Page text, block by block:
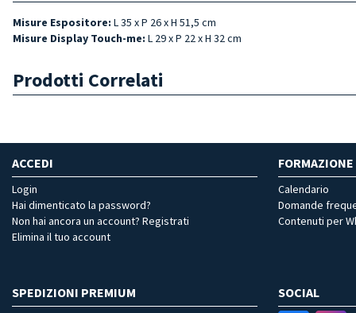
Misure Espositore: L 35 x P 26 x H 51,5 cm
Misure Display Touch-me: L 29 x P 22 x H 32 cm
Prodotti Correlati
ACCEDI
Login
Hai dimenticato la password?
Non hai ancora un account? Registrati
Elimina il tuo account
FORMAZIONE
Calendario
Domande
Contenuti per
SPEDIZIONI PREMIUM SOCIAL